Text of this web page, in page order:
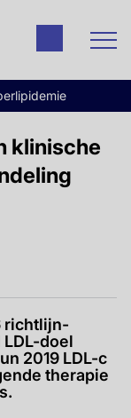
klinische
richtlijn-
doel
2019 LDL-c
therapie